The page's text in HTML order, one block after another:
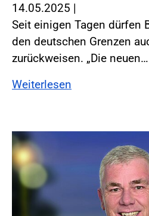
14.05.2025 |
Seit einigen Tagen dürfen
den deutschen Grenzen
zurückweisen. „Die neuen…
Weiterlesen